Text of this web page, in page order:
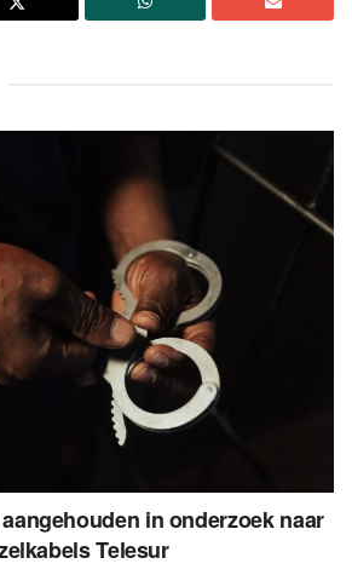
in onderzoek naar
Telesur